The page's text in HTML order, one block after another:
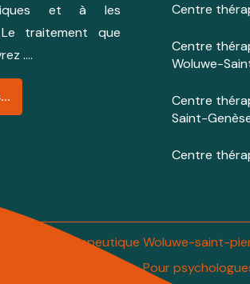
et à les
traitement que
….
Centre
Centre
Woluwe-
Centre
Saint-
Centre
Centre Therapeutique Woluwe-saint-
soutiennent vos soins. Pour